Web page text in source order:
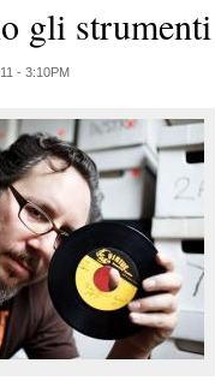
gli
- 3:10PM